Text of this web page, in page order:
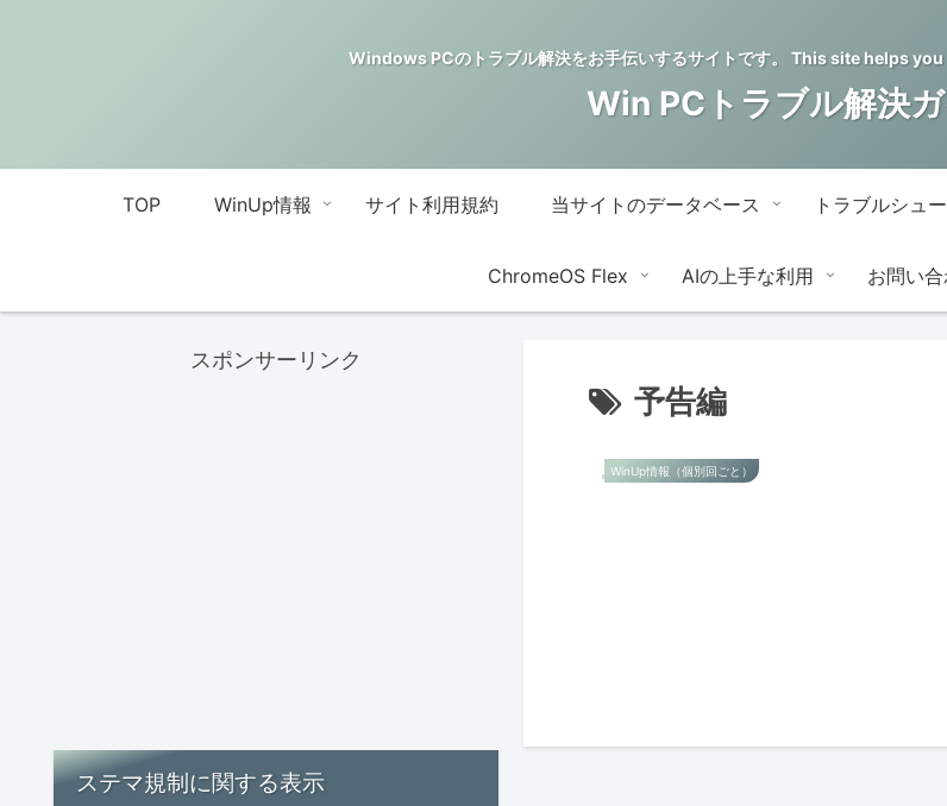
Windows PCのトラブル解決をお手伝いするサイトです。 This site helps
Win PCトラブル解決
TOP WinUp情報 サイト利用規約 当サイトのデータベース トラブルシュ
ChromeOS Flex AIの上手な利用 お問い
予告編
WinUp情報（個別回ごと）
スポンサーリンク
ステマ規制に関する表示